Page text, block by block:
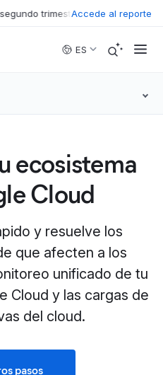
trimestre de 2026 • The
Accede al reporte
ES
ecosistema
Cloud
y resuelve los
que afecten a los
unificado de tu
Cloud y las cargas de
del cloud.
pasos